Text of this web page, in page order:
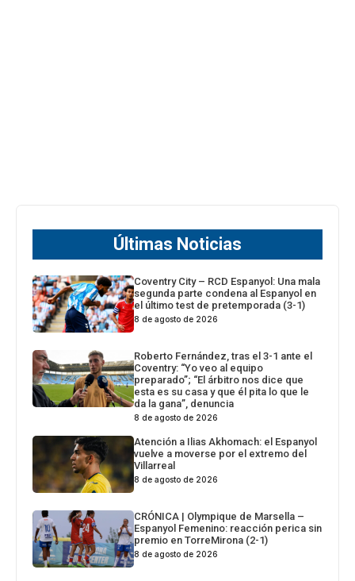
Últimas Noticias
Coventry City – RCD Espanyol: Una mala
segunda parte condena al Espanyol en
el último test de pretemporada (3-1)
8 de agosto de 2026
Roberto Fernández, tras el 3-1 ante el
Coventry: “Yo veo al equipo
preparado”; “El árbitro nos dice que
esta es su casa y que él pita lo que le
da la gana”, denuncia
8 de agosto de 2026
Atención a Ilias Akhomach: el Espanyol
vuelve a moverse por el extremo del
Villarreal
8 de agosto de 2026
CRÓNICA | Olympique de Marsella –
Espanyol Femenino: reacción perica sin
premio en TorreMirona (2-1)
8 de agosto de 2026